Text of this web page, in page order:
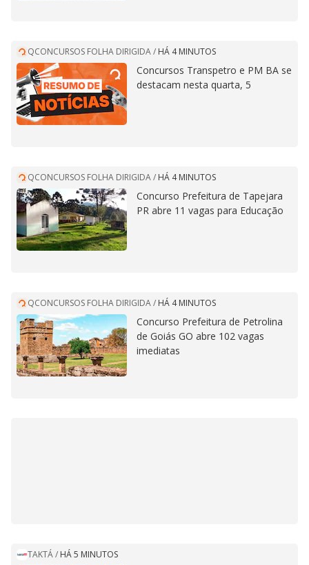
QCONCURSOS FOLHA DIRIGIDA/ HÁ 4 MINUTOS
Concursos Transpetro e PM BA se
destacam nesta quarta, 5
QCONCURSOS FOLHA DIRIGIDA/ HÁ 4 MINUTOS
Concurso Prefeitura de Tapejara
PR abre 11 vagas para Educação
QCONCURSOS FOLHA DIRIGIDA/ HÁ 4 MINUTOS
Concurso Prefeitura de Petrolina
de Goiás GO abre 102 vagas
imediatas
TAKTÁ/ HÁ 5 MINUTOS